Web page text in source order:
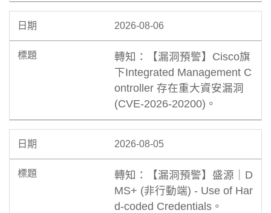
2026-08-06
轉知：【漏洞預警】Cisco旗
下Integrated Management C
ontroller 存在重大資安漏洞
(CVE-2026-20200)。
2026-08-05
轉知：【漏洞預警】盛源｜D
MS+ (非行動端) - Use of Har
d-coded Credentials。